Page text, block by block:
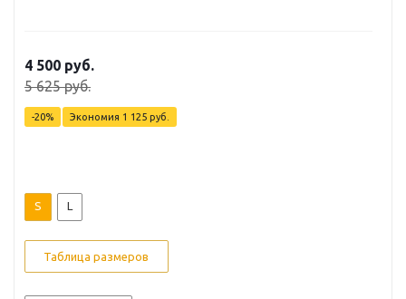
4 500 руб.
5 625 руб.
-20% Экономия 1 125 руб.
S L
Таблица размеров